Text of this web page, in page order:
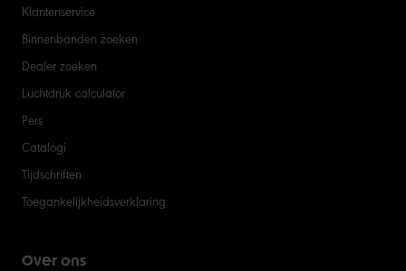
Klantenservice
Binnenbanden zoeken
Dealer zoeken
Luchtdruk calculator
Pers
Catalogi
Tijdschriften
Toegankelijkheidsverklaring
Over ons